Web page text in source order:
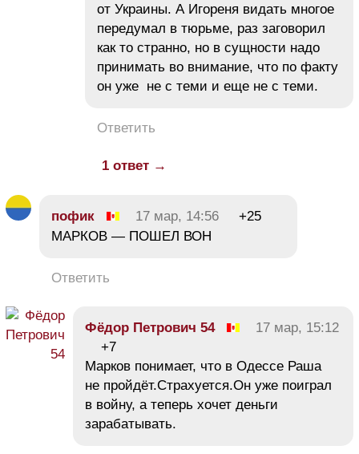
от Украины. А Игореня видать многое
передумал в тюрьме, раз заговорил
как то странно, но в сущности надо
принимать во внимание, что по факту
он уже не с теми и еще не с теми.
Ответить
1 ответ →
пофик 17 мар, 14:56
+25
МАРКОВ — ПОШЕЛ ВОН
Ответить
Фёдор Петрович 54
17 мар, 15:12
+7
Марков понимает, что в Одессе Раша
не пройдёт.Страхуется.Он уже поиграл
в войну, а теперь хочет деньги
зарабатывать.